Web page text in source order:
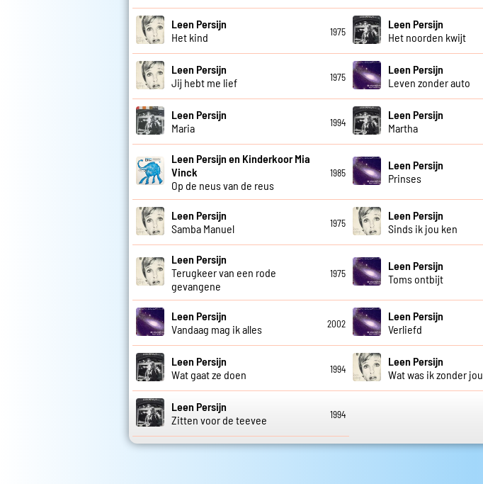
Leen Persijn
Het kind
1975
Leen Persijn
Het noorden kwijt
Leen Persijn
Jij hebt me lief
1975
Leen Persijn
Leven zonder auto
Leen Persijn
Maria
1994
Leen Persijn
Martha
Leen Persijn en Kinderkoor Mia
Vinck
Op de neus van de reus
1985
Leen Persijn
Prinses
Leen Persijn
Samba Manuel
1975
Leen Persijn
Sinds ik jou ken
Leen Persijn
Terugkeer van een rode
gevangene
1975
Leen Persijn
Toms ontbijt
Leen Persijn
Vandaag mag ik alles
2002
Leen Persijn
Verliefd
Leen Persijn
Wat gaat ze doen
1994
Leen Persijn
Wat was ik zonder jou
Leen Persijn
Zitten voor de teevee
1994